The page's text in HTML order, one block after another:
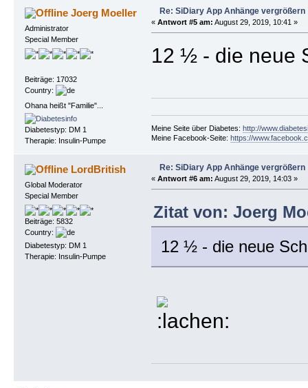
Joerg Moeller
Administrator
Special Member
Beiträge: 17032
Country:
Ohana heißt "Familie"...
Diabetestyp: DM 1
Therapie: Insulin-Pumpe
Re: SiDiary App Anhänge vergrößern
« Antwort #5 am: August 29, 2019, 10:41 »
12 ½ - die neue
Meine Seite über Diabetes: http://
Meine Facebook-Seite: https://
LordBritish
Global Moderator
Special Member
Beiträge: 5832
Country:
Diabetestyp: DM 1
Therapie: Insulin-Pumpe
Re: SiDiary App Anhänge vergrößern
« Antwort #6 am: August 29, 2019, 14:03 »
Zitat von: Joerg
12 ½ - die neue